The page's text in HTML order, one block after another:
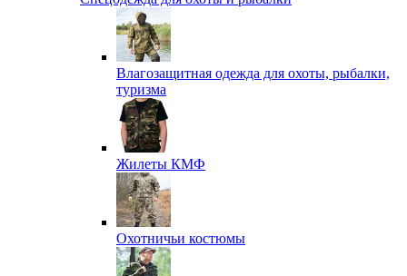
Влагозащитная одежда для охоты, рыбалки,
туризма
Жилеты КМФ
Охотничьи костюмы